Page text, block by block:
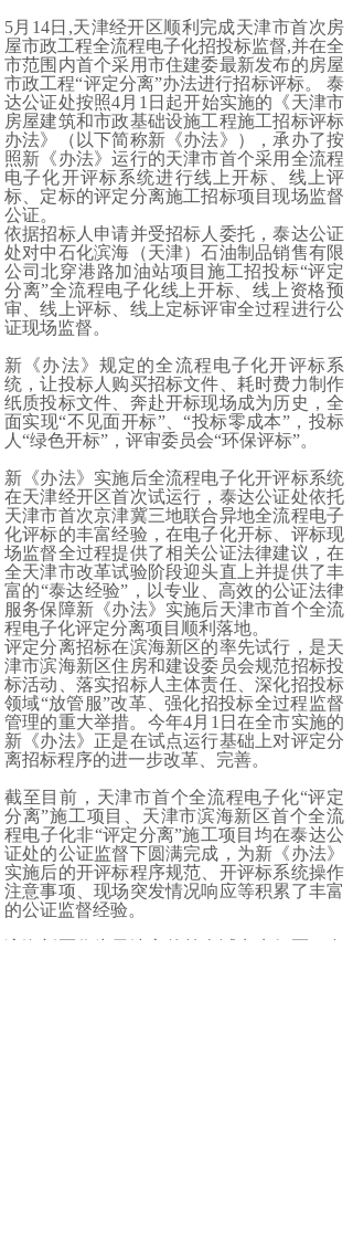
5月14日,天津经开区顺利完成天津市首次房
屋市政工程全流程电子化招投标监督,并在全
市范围内首个采用市住建委最新发布的房屋
市政工程“评定分离”办法进行招标评标。 泰
达公证处按照4月1日起开始实施的《天津市
房屋建筑和市政基础设施工程施工招标评标
办法》（以下简称新《办法》），承办了按
照新《办法》运行的天津市首个采用全流程
电子化开评标系统进行线上开标、线上评
标、定标的评定分离施工招标项目现场监督
公证。
依据招标人申请并受招标人委托，泰达公证
处对中石化滨海（天津）石油制品销售有限
公司北穿港路加油站项目施工招投标“评定
分离”全流程电子化线上开标、线上资格预
审、线上评标、线上定标评审全过程进行公
证现场监督。
新《办法》规定的全流程电子化开评标系
统，让投标人购买招标文件、耗时费力制作
纸质投标文件、奔赴开标现场成为历史，全
面实现“不见面开标”、“投标零成本”，投标
人“绿色开标”，评审委员会“环保评标”。
新《办法》实施后全流程电子化开评标系统
在天津经开区首次试运行，泰达公证处依托
天津市首次京津冀三地联合异地全流程电子
化评标的丰富经验，在电子化开标、评标现
场监督全过程提供了相关公证法律建议，在
全天津市改革试验阶段迎头直上并提供了丰
富的“泰达经验”，以专业、高效的公证法律
服务保障新《办法》实施后天津市首个全流
程电子化评定分离项目顺利落地。
评定分离招标在滨海新区的率先试行，是天
津市滨海新区住房和建设委员会规范招标投
标活动、落实招标人主体责任、深化招投标
领域“放管服”改革、强化招投标全过程监督
管理的重大举措。今年4月1日在全市实施的
新《办法》正是在试点运行基础上对评定分
离招标程序的进一步改革、完善。
截至目前，天津市首个全流程电子化“评定
分离”施工项目、天津市滨海新区首个全流
程电子化非“评定分离”施工项目均在泰达公
证处的公证监督下圆满完成，为新《办法》
实施后的开评标程序规范、开评标系统操作
注意事项、现场突发情况响应等积累了丰富
的公证监督经验。